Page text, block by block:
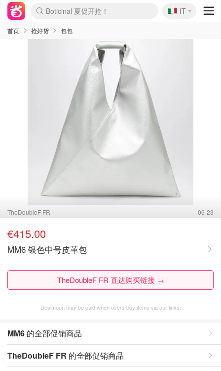
Boticinal 夏促开抢！
4折！lulu周四疯狂上新
速领！Stanley独家85折
Zalando 奥莱闪促！每日更新
🇮🇹
IT
首页 抢好货 包包
TheDoubleF FR 06-23
€415.00
MM6 银色中号皮革包
TheDoubleF FR 直达购买链接 →
Dealmoon may be paid when users buy items via our links.
MM6 的全部促销商品
TheDoubleF FR 的全部促销商品